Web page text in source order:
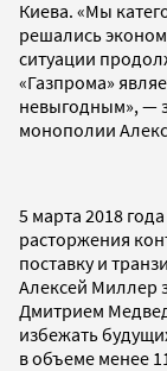
Киева. «Мы
решались
ситуации
«Газпрома»
невыгодным», —
монополии
5 марта 2018
расторжения
поставку и
Алексей Миллер
Дмитрием
избежать
в объеме менее